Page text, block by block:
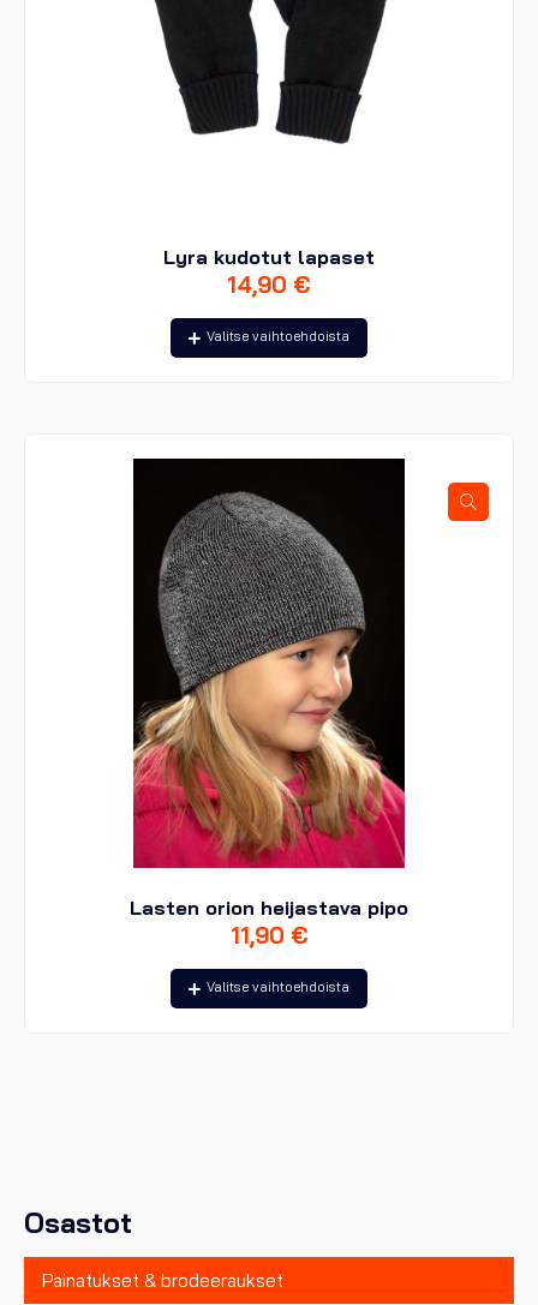
Osastot
Painatukset & brodeeraukset
Lyra kudotut lapaset
14,90 €
Valitse vaihtoehdoista
Tällä
tuotteella
Voit
Lasten orion heijastava pipo
11,90 €
Valitse vaihtoehdoista
Tällä
tuotteella